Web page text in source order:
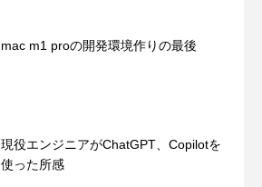
mac m1 proの開発環境作りの最後
現役エンジニアがChatGPT、Copilotを
使った所感